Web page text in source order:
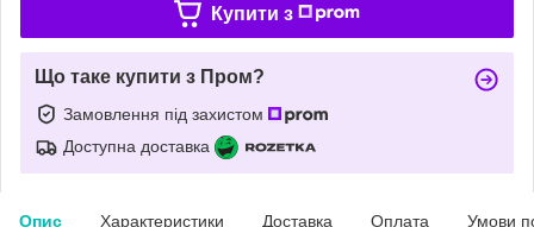
Купити з
Що таке купити з Пром?
Замовлення під захистом
Доступна доставка
Опис Характеристики Доставка Оплата Умови